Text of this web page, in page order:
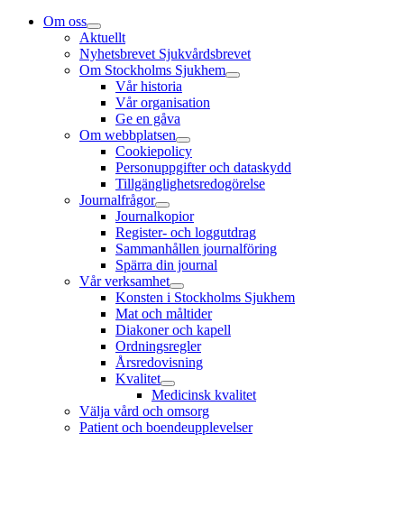
Om oss
Aktuellt
Nyhetsbrevet Sjukvårdsbrevet
Om Stockholms Sjukhem
Vår historia
Vår organisation
Ge en gåva
Om webbplatsen
Cookiepolicy
Personuppgifter och dataskydd
Tillgänglighetsredogörelse
Journalfrågor
Journalkopior
Register- och loggutdrag
Sammanhållen journalföring
Spärra din journal
Vår verksamhet
Konsten i Stockholms Sjukhem
Mat och måltider
Diakoner och kapell
Ordningsregler
Årsredovisning
Kvalitet
Medicinsk kvalitet
Välja vård och omsorg
Patient och boendeupplevelser